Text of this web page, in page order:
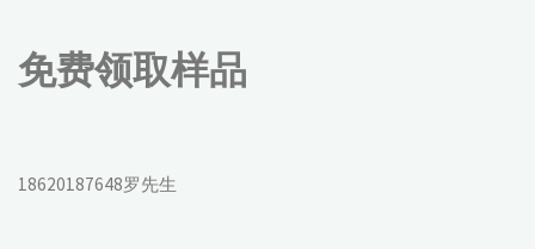
免费领取样品
18620187648罗先生